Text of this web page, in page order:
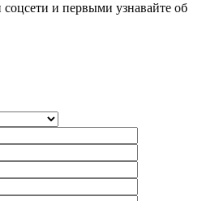
и первыми узнавайте об